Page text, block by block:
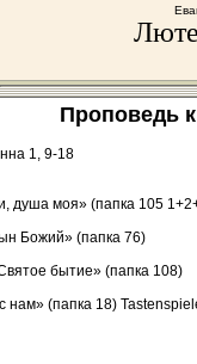
Проповедь
1, 9-18
душа моя» (папка 105
Божий» (папка 76)
бытие» (папка 108)
нам» (папка 18)